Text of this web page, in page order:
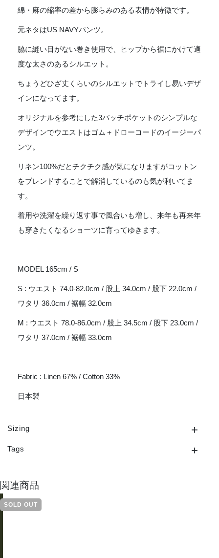
綿・麻の縮率の差から膨らみのある表情が特徴です。
元ネタはUS NAVYパンツ。
脇に縫い目がない巻き使用で、ヒップから裾にかけて適
度な太さのあるシルエット。
ちょうどひざ丈くらいのシルエットでトライし易いデザ
インになってます。
オリジナルを参考にした3パッチポケットのシンプルな
デザインでウエストはゴム＋ドローコードのイージーパ
ンツ。
リネン100%だとチクチク感が気になりますがコットン
をブレンドすることで解消しているのも気が利いてま
す。
着用や洗濯を繰り返す事で風合いも増し、来年も再来年
も穿きたくなるショーツに育ってゆきます。
MODEL 165cm / S
S : ウエスト 74.0-82.0cm / 股上 34.0cm / 股下 22.0cm /
ワタリ 36.0cm / 裾幅 32.0cm
M : ウエスト 78.0-86.0cm / 股上 34.5cm / 股下 23.0cm /
ワタリ 37.0cm / 裾幅 33.0cm
Fabric : Linen 67% / Cotton 33%
日本製
Sizing
Tags
関連商品
SOLD OUT